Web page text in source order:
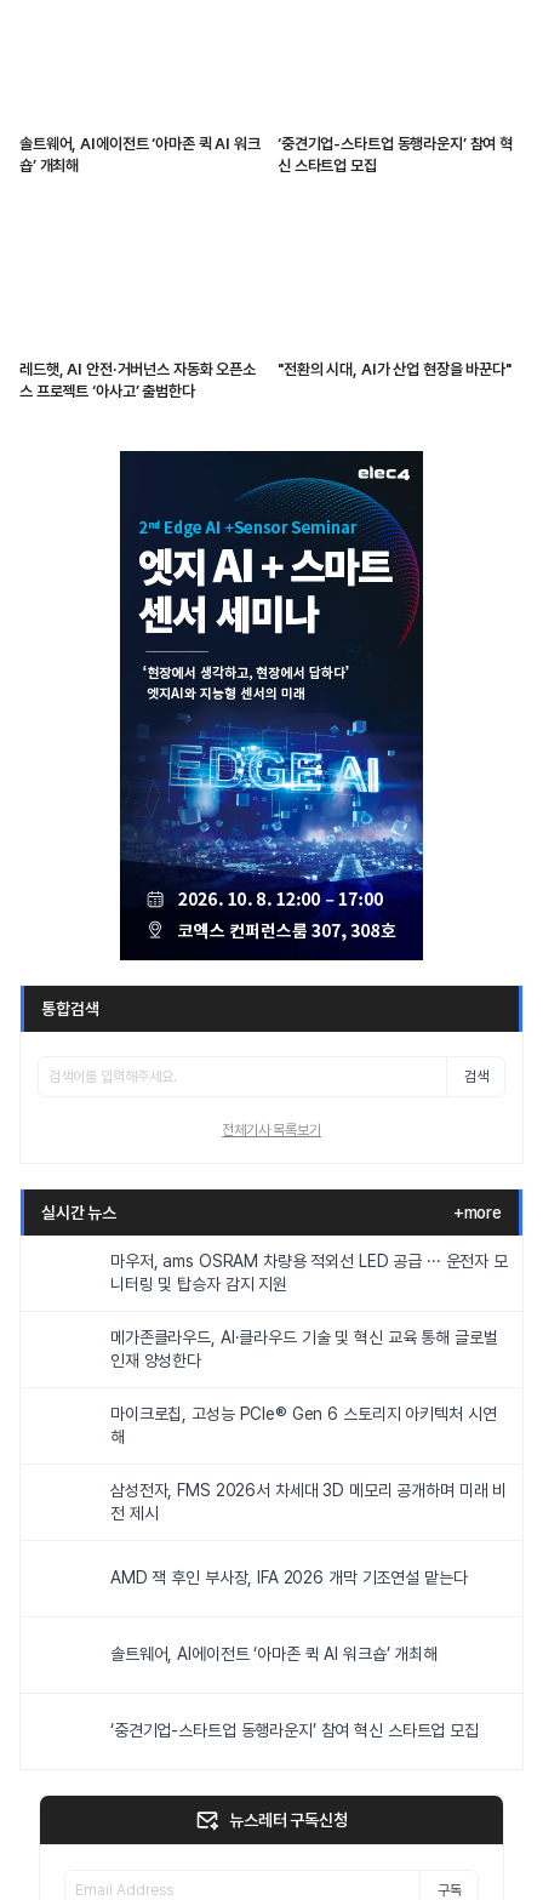
솔트웨어, AI에이전트 ‘아마존 퀵 AI 워크
숍’ 개최해
‘중견기업-스타트업 동행라운지’ 참여 혁
신 스타트업 모집
레드햇, AI 안전·거버넌스 자동화 오픈소
스 프로젝트 ‘아사고’ 출범한다
"전환의 시대, AI가 산업 현장을 바꾼다"
통합검색
검색
전체기사 목록보기
실시간 뉴스 +more
마우저, ams OSRAM 차량용 적외선 LED 공급 ··· 운전자 모
니터링 및 탑승자 감지 지원
메가존클라우드, AI·클라우드 기술 및 혁신 교육 통해 글로벌
인재 양성한다
마이크로칩, 고성능 PCIe® Gen 6 스토리지 아키텍처 시연
해
삼성전자, FMS 2026서 차세대 3D 메모리 공개하며 미래 비
전 제시
AMD 잭 후인 부사장, IFA 2026 개막 기조연설 맡는다
솔트웨어, AI에이전트 ‘아마존 퀵 AI 워크숍’ 개최해
‘중견기업-스타트업 동행라운지’ 참여 혁신 스타트업 모집
뉴스레터 구독신청
구독